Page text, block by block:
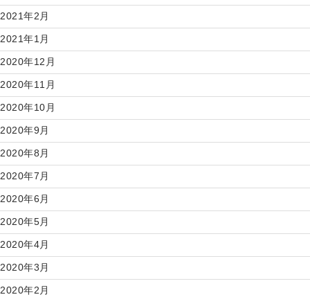
2021年2月
2021年1月
2020年12月
2020年11月
2020年10月
2020年9月
2020年8月
2020年7月
2020年6月
2020年5月
2020年4月
2020年3月
2020年2月